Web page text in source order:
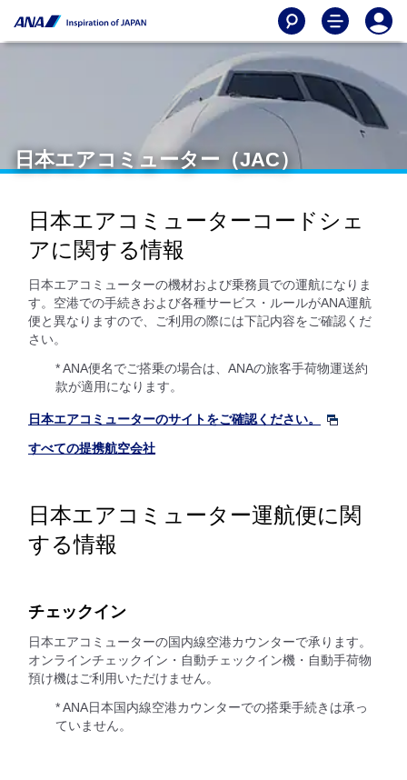
日本エアコミューター（JAC）
日本エアコミューターコードシェ
アに関する情報
日本エアコミューターの機材および乗務員での運航になりま
す。空港での手続きおよび各種サービス・ルールがANA運航
便と異なりますので、ご利用の際には下記内容をご確認くだ
さい。
* ANA便名でご搭乗の場合は、ANAの旅客手荷物運送約
款が適用になります。
日本エアコミューターのサイトをご確認ください。
すべての提携航空会社
日本エアコミューター運航便に関
する情報
チェックイン
日本エアコミューターの国内線空港カウンターで承ります。
オンラインチェックイン・自動チェックイン機・自動手荷物
預け機はご利用いただけません。
* ANA日本国内線空港カウンターでの搭乗手続きは承っ
ていません。